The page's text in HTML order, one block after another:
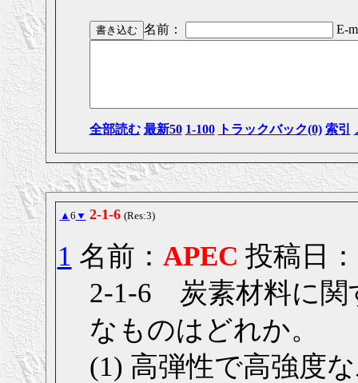
名前： E-
全部読む 最新50 1-100 トラックバック(0) 索引
▲ 6 ▼ 2-1-6 (Res:3)
1 名前： APEC 投稿日
2-1-6 炭素材料に関
なものはどれか。
(1) 高弾性で高強度